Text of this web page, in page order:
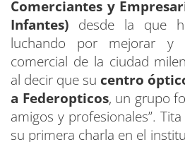
Comerciantes y
Infantes) desde la que
luchando por mejorar y
comercial de la ciudad
al decir que su centro
a Federopticos, un grupo
amigos y profesionales”.
su primera charla en el